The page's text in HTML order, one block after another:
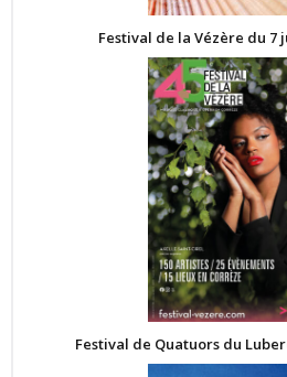
Festival de la Vézère du 7
Festival de Quatuors du